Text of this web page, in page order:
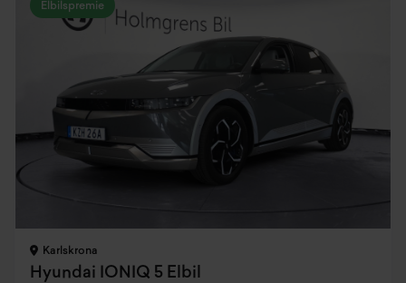
Elbilspremie
Karlskrona
Hyundai IONIQ 5 Elbil